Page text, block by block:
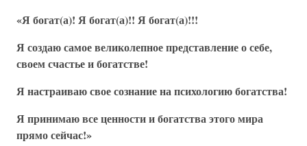
«Я богат(а)! Я богат(а)!! Я богат(а)!!!
Я создаю самое великолепное представление о себе,
своем счастье и богатстве!
Я настраиваю свое сознание на психологию богатства!
Я принимаю все ценности и богатства этого мира
прямо сейчас!»